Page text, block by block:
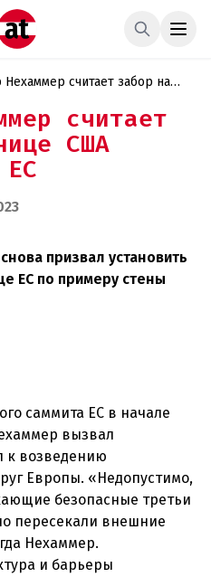
считает забор на
считает
США
призвал установить
ЕС по примеру стены
саммита ЕС в начале
вызвал
к возведению
Европы. «Недопустимо,
безопасные третьи
пересекали внешние
Нехаммер.
и барьеры